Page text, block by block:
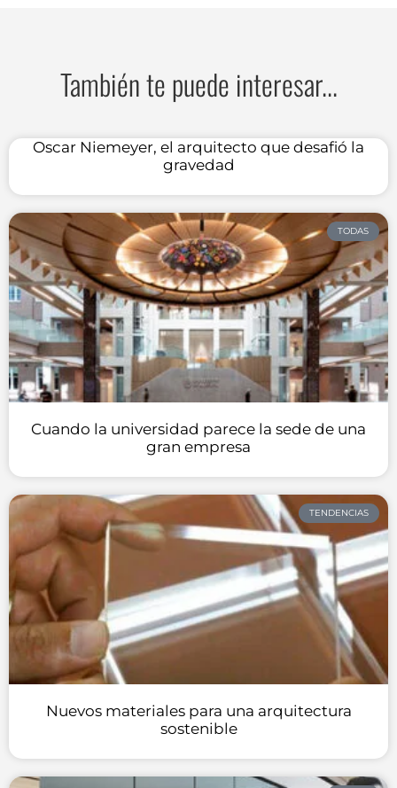
También te puede interesar...
Oscar Niemeyer, el arquitecto que desafió la
gravedad
TODAS
Cuando la universidad parece la sede de una
gran empresa
TENDENCIAS
Nuevos materiales para una arquitectura
sostenible